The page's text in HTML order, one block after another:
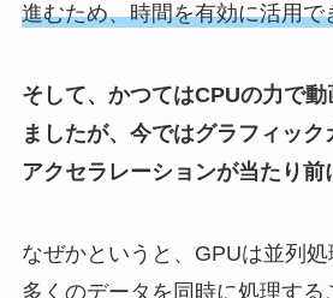
進むため、時間を有効に活用で
そして、かつてはCPUの力で
ましたが、今ではグラフィッ
アクセラレーションが当たり前
なぜかというと、GPUは並列処
多くのデータを同時に処理する